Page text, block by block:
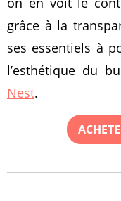
grâce à la
ses essentiels à
l’esthétique du
Nest.